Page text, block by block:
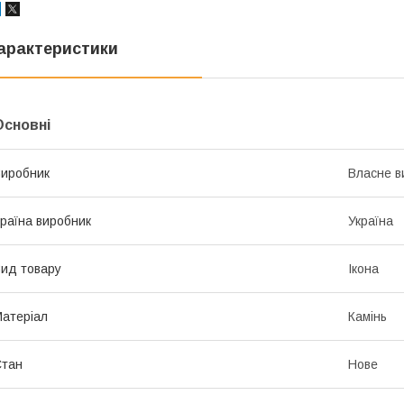
Власне
виробник Україна
товару Ікона
Камінь
Нове